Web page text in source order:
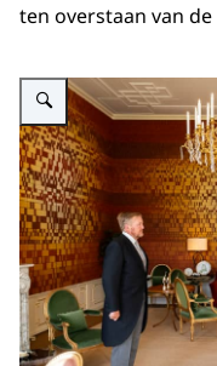
ten overstaan van
Vergroot afbeelding Koning